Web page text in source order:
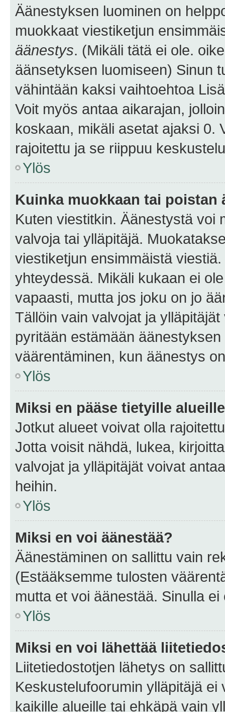
Äänestyksen luominen on
muokkaat viestiketjun
äänestys. (Mikäli tätä ei ole.
äänsetyksen luomiseen) Sinun
vähintään kaksi vaihtoehtoa
Voit myös antaa aikarajan,
koskaan, mikäli asetat ajaksi 0.
rajoitettu ja se riippuu
Ylös
Kuinka muokkaan tai poistan
Kuten viestitkin. Äänestystä voi
valvoja tai ylläpitäjä.
viestiketjun ensimmäistä
yhteydessä. Mikäli kukaan ei
vapaasti, mutta jos joku on jo
Tällöin vain valvojat ja
pyritään estämään
väärentäminen, kun äänestys
Ylös
Miksi en pääse tietyille
Jotkut alueet voivat olla
Jotta voisit nähdä, lukea,
valvojat ja ylläpitäjät voivat
heihin.
Ylös
Miksi en voi äänestää?
Äänestäminen on sallittu vain
(Estääksemme tulosten
mutta et voi äänestää. Sinulla
Ylös
Miksi en voi lähettää
Liitetiedostotjen lähetys on
Keskustelufoorumin ylläpitäjä
kaikille alueille tai ehkäpä vain